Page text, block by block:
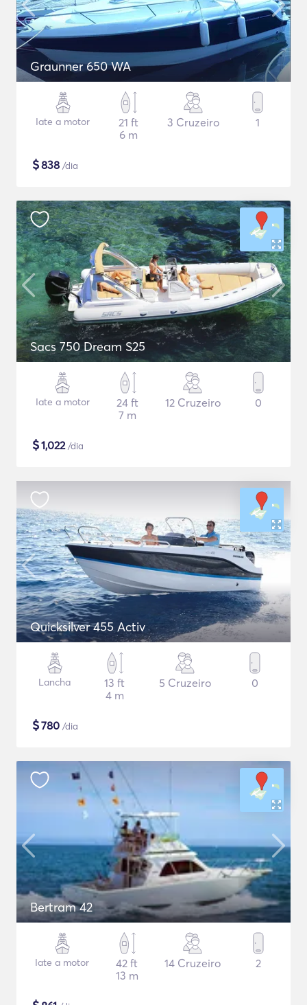
Graunner 650 WA
Iate a motor
21 ft
6 m
3 Cruzeiro 1
$838 /dia
Sacs 750 Dream S25
Iate a motor
24 ft
7 m
12 Cruzeiro 0
$1,022/dia
Quicksilver 455 Activ
Lancha
13 ft
4 m
5 Cruzeiro 0
$780 /dia
Bertram 42
Iate a motor
42 ft
13 m
14 Cruzeiro 2